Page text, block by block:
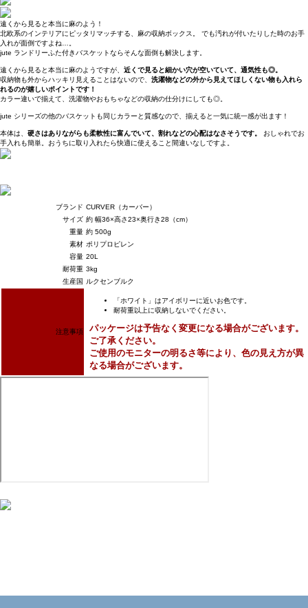
遠くから見ると本当に麻のよう！
北欧系のインテリアにピッタリマッチする、麻の収納ボックス。 でも汚れが付いたりした時のお手
入れが面倒ですよね…。
jute ランドリーふた付きバスケットならそんな面倒も解決します。
遠くから見ると本当に麻のようですが、 近くで見ると細かい穴が空いていて、通気性も◎。
収納物も外からハッキリ見えることはないので、 洗濯物などの外から見えてほしくない物も入れら
れるのが嬉しいポイントです！
カラー違いで揃えて、洗濯物やおもちゃなどの収納の仕分けにしても◎。
jute シリーズの他のバスケットも同じカラーと質感なので、揃えると一気に統一感が出ます！
本体は、 硬さはありながらも柔軟性に富んでいて、割れなどの心配はなさそうです。
おしゃれでお
手入れも簡単。おうちに取り入れたら快適に使えること間違いなしですよ。
ブランド CURVER（カーバー）
サイズ 約 幅36×高さ23×奥行き28（cm）
重量 約 500g
素材 ポリプロピレン
容量 20L
耐荷重 3kg
生産国
ルクセンブルク
注意事項
「ホワイト」はアイボリーに近いお色です。
耐荷重以上に収納しないでください。
パッケージは予告なく変更になる場合がございます。
ご了承ください。
ご使用のモニターの明るさ等により、色の見え方が異
なる場合がございます。